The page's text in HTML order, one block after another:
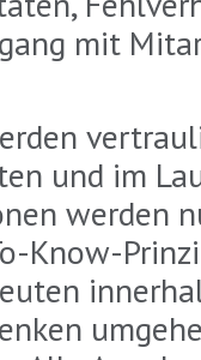
mit
und im
werden
Know-